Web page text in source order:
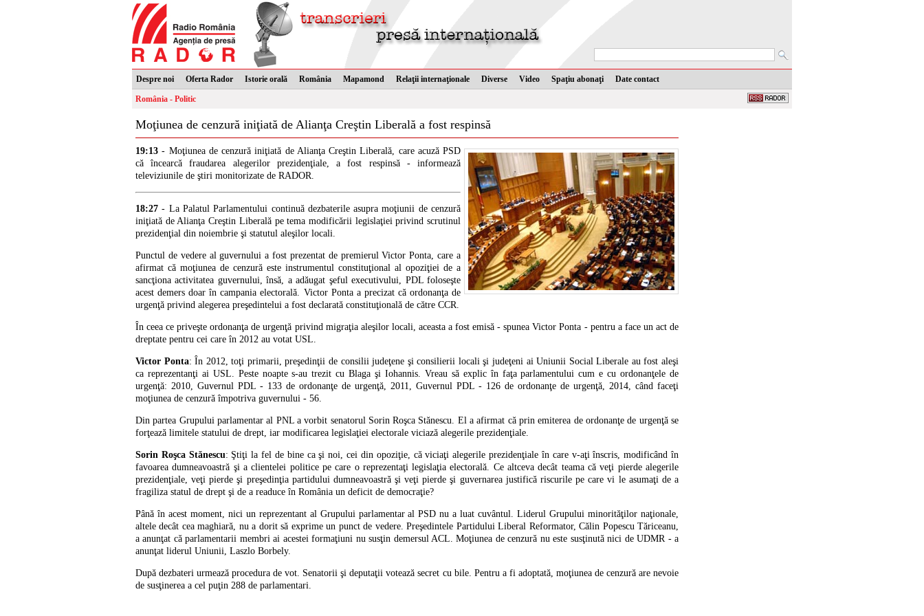
Despre noi Oferta Rador Istorie orală România Mapamond Relaţii internaţionale Diverse Video Spaţiu abonaţi Date contact
România - Politic
Moţiunea de cenzură iniţiată de Alianţa Creştin Liberală a fost respinsă
19:13 - Moţiunea de cenzură iniţiată de Alianţa Creştin Liberală, care acuză PSD
că încearcă fraudarea alegerilor prezidenţiale, a fost respinsă - informează
televiziunile de ştiri monitorizate de RADOR.
18:27 - La Palatul Parlamentului continuă dezbaterile asupra moţiunii de cenzură
iniţiată de Alianţa Creştin Liberală pe tema modificării legislaţiei privind scrutinul
prezidenţial din noiembrie şi statutul aleşilor locali.
Punctul de vedere al guvernului a fost prezentat de premierul Victor Ponta, care a
afirmat că moţiunea de cenzură este instrumentul constituţional al opoziţiei de a
sancţiona activitatea guvernului, însă, a adăugat şeful executivului, PDL foloseşte
acest demers doar în campania electorală. Victor Ponta a precizat că ordonanţa de
urgenţă privind alegerea preşedintelui a fost declarată constituţională de către CCR.
În ceea ce priveşte ordonanţa de urgenţă privind migraţia aleşilor locali, aceasta a fost emisă - spunea Victor Ponta - pentru a face un act de
dreptate pentru cei care în 2012 au votat USL.
Victor Ponta: În 2012, toţi primarii, preşedinţii de consilii judeţene şi consilierii locali şi judeţeni ai Uniunii Social Liberale au fost aleşi
ca reprezentanţi ai USL. Peste noapte s-au trezit cu Blaga şi Iohannis. Vreau să explic în faţa parlamentului cum e cu ordonanţele de
urgenţă: 2010, Guvernul PDL - 133 de ordonanţe de urgenţă, 2011, Guvernul PDL - 126 de ordonanţe de urgenţă, 2014, când faceţi
moţiunea de cenzură împotriva guvernului - 56.
Din partea Grupului parlamentar al PNL a vorbit senatorul Sorin Roşca Stănescu. El a afirmat că prin emiterea de ordonanţe de urgenţă se
forţează limitele statului de drept, iar modificarea legislaţiei electorale viciază alegerile prezidenţiale.
Sorin Roşca Stănescu: Ştiţi la fel de bine ca şi noi, cei din opoziţie, că viciaţi alegerile prezidenţiale în care v-aţi înscris, modificând în
favoarea dumneavoastră şi a clientelei politice pe care o reprezentaţi legislaţia electorală. Ce altceva decât teama că veţi pierde alegerile
prezidenţiale, veţi pierde şi preşedinţia partidului dumneavoastră şi veţi pierde şi guvernarea justifică riscurile pe care vi le asumaţi de a
fragiliza statul de drept şi de a readuce în România un deficit de democraţie?
Până în acest moment, nici un reprezentant al Grupului parlamentar al PSD nu a luat cuvântul. Liderul Grupului minorităţilor naţionale,
altele decât cea maghiară, nu a dorit să exprime un punct de vedere. Preşedintele Partidului Liberal Reformator, Călin Popescu Tăriceanu,
a anunţat că parlamentarii membri ai acestei formaţiuni nu susţin demersul ACL. Moţiunea de cenzură nu este susţinută nici de UDMR - a
anunţat liderul Uniunii, Laszlo Borbely.
După dezbateri urmează procedura de vot. Senatorii şi deputaţii votează secret cu bile. Pentru a fi adoptată, moţiunea de cenzură are nevoie
de susţinerea a cel puţin 288 de parlamentari.